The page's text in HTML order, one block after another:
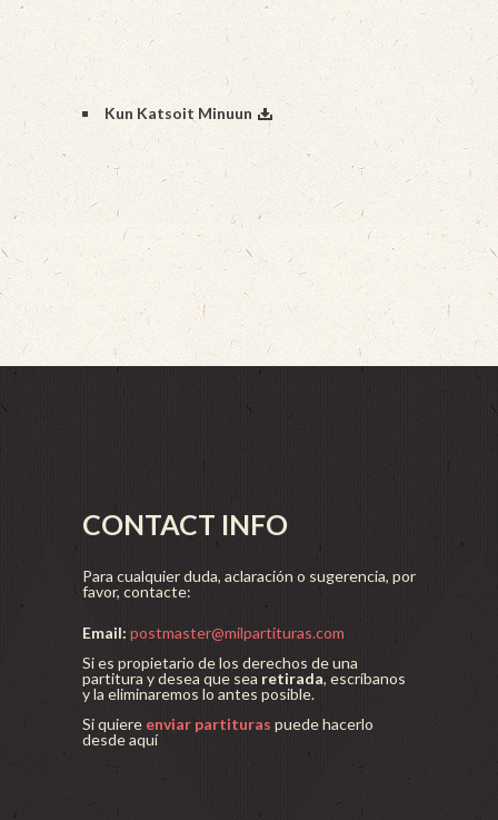
Kun Katsoit Minuun
CONTACT INFO
Para cualquier duda, aclaración o sugerencia, por
favor, contacte:
Email: postmaster@milpartituras.com
Si es propietario de los derechos de una
partitura y desea que sea retirada, escríbanos
y la eliminaremos lo antes posible.
Si quiere enviar partituras puede hacerlo
desde aquí